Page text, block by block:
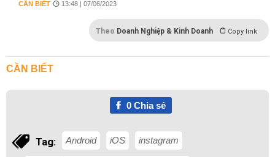
CẦN BIẾT 13:48 | 07/06/2023
Theo Doanh Nghiệp & Kinh Doanh Copy link
CẦN BIẾT
0Chia sẻ
Tag: Android iOS instagram